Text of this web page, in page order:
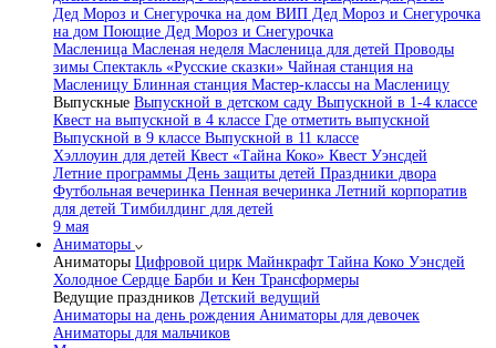
Дед Мороз и Снегурочка на дом ВИП Дед Мороз и Снегурочка
на дом Поющие Дед Мороз и Снегурочка
Масленица Масленая неделя Масленица для детей Проводы
зимы Спектакль «Русские сказки» Чайная станция на
Масленицу Блинная станция Мастер-классы на Масленицу
Выпускные Выпускной в детском саду Выпускной в 1-4 классе
Квест на выпускной в 4 классе Где отметить выпускной
Выпускной в 9 классе Выпускной в 11 классе
Хэллоуин для детей Квест «Тайна Коко» Квест Уэнсдей
Летние программы День защиты детей Праздники двора
Футбольная вечеринка Пенная вечеринка Летний корпоратив
для детей Тимбилдинг для детей
9 мая
Аниматоры
Аниматоры Цифровой цирк Майнкрафт Тайна Коко Уэнсдей
Холодное Сердце Барби и Кен Трансформеры
Ведущие праздников Детский ведущий
Аниматоры на день рождения Аниматоры для девочек
Аниматоры для мальчиков